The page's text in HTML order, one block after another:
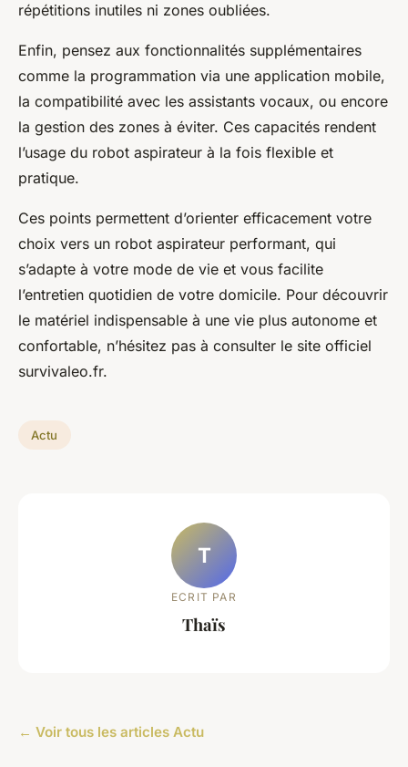
répétitions inutiles ni zones oubliées.
Enfin, pensez aux fonctionnalités supplémentaires
comme la programmation via une application mobile,
la compatibilité avec les assistants vocaux, ou encore
la gestion des zones à éviter. Ces capacités rendent
l’usage du robot aspirateur à la fois flexible et
pratique.
Ces points permettent d’orienter efficacement votre
choix vers un robot aspirateur performant, qui
s’adapte à votre mode de vie et vous facilite
l’entretien quotidien de votre domicile. Pour découvrir
le matériel indispensable à une vie plus autonome et
confortable, n’hésitez pas à consulter le site officiel
survivaleo.fr.
Actu
T
ECRIT PAR
Thaïs
← Voir tous les articles Actu